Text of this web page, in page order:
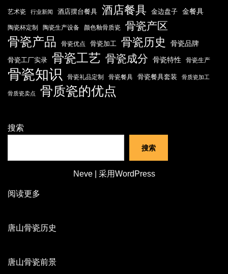
艺术瓷 行业新闻 酒店摆台餐具 酒店餐具 金边盘子 金餐具
陶瓷杯定制 陶瓷生产设备 颜色釉骨质瓷 骨瓷产区
骨瓷产品 骨瓷优点 骨瓷加工 骨瓷历史 骨瓷品牌
骨瓷工厂实录 骨瓷工艺 骨瓷成分 骨瓷特性 骨瓷生产
骨瓷知识 骨瓷礼品定制 骨瓷餐具 骨瓷餐具套装 骨质瓷加工
骨质瓷卖点 骨质瓷的优点
搜索
搜索
Neve| 采用WordPress
阅读更多
唐山骨瓷历史
唐山骨瓷前景